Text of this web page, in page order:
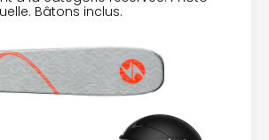
Bâtons inclus.